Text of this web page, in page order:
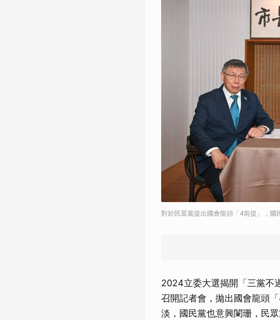
對於民眾黨提出國會龍頭「4前提」，國
2024立委大選揭開「三黨不
召開記者會，拋出國會龍頭
淡，國民黨也意興闌珊，民